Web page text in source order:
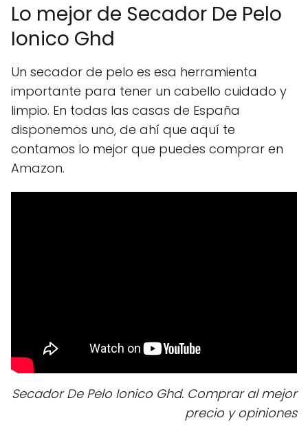
Lo mejor de Secador De Pelo
Ionico Ghd
Un secador de pelo es esa herramienta
importante para tener un cabello cuidado y
limpio. En todas las casas de España
disponemos uno, de ahí que aquí te
contamos lo mejor que puedes comprar en
Amazon.
Secador De Pelo Ionico Ghd. Comprar al mejor
precio y opiniones